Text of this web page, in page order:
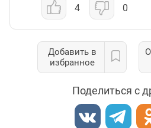
4 0
Добавить в
избранное
Поделиться с